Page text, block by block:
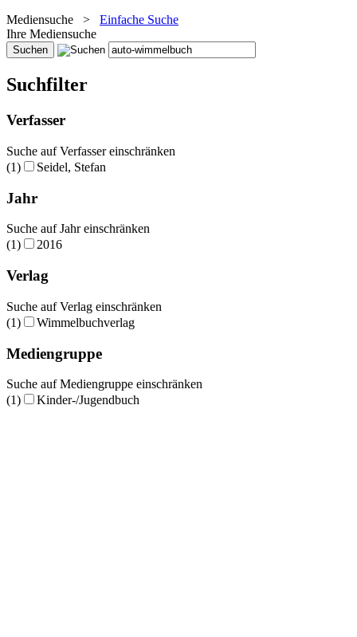
Mediensuche > Einfache Suche
Ihre Mediensuche
Suchfilter
Verfasser
Suche auf Verfasser einschränken
(1)
Seidel, Stefan
Jahr
Suche auf Jahr einschränken
(1)
2016
Verlag
Suche auf Verlag einschränken
(1)
Wimmelbuchverlag
Mediengruppe
Suche auf Mediengruppe einschränken
(1)
Kinder-/Jugendbuch